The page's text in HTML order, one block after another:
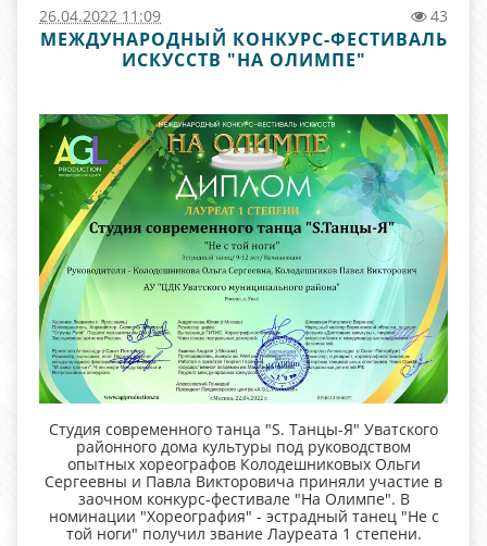
26.04.2022 11:09 43
МЕЖДУНАРОДНЫЙ КОНКУРС-ФЕСТИВАЛЬ
ИСКУССТВ "НА ОЛИМПЕ"
Студия современного танца "S. Танцы-Я" Уватского
районного дома культуры под руководством
опытных хореографов Колодешниковых Ольги
Сергеевны и Павла Викторовича приняли участие в
заочном конкурс-фестивале "На Олимпе". В
номинации "Хореография" - эстрадный танец "Не с
той ноги" получил звание Лауреата 1 степени.